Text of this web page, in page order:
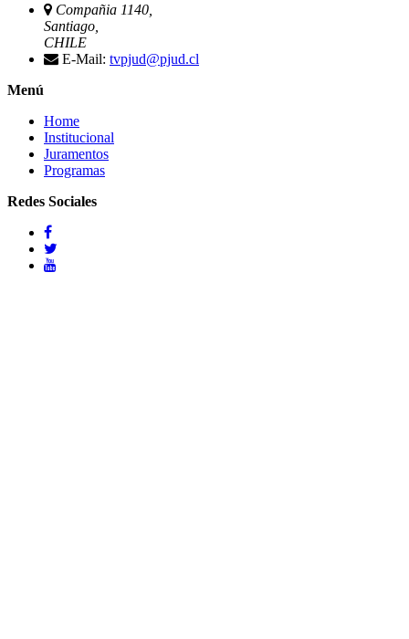
Compañia 1140,
Santiago,
CHILE
E-Mail: tvpjud@pjud.cl
Menú
Home
Institucional
Juramentos
Programas
Redes Sociales